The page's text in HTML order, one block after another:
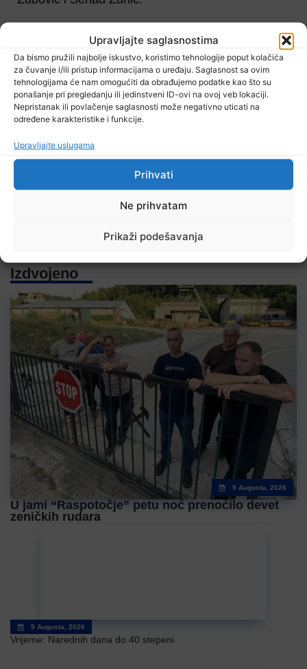
Upravljajte saglasnostima
Da bismo pružili najbolje iskustvo, koristimo tehnologije poput kolačića
za čuvanje i/ili pristup informacijama o uređaju. Saglasnost sa ovim
tehnologijama će nam omogućiti da obrađujemo podatke kao što su
ponašanje pri pregledanju ili jedinstveni ID-ovi na ovoj veb lokaciji.
Nepristanak ili povlačenje saglasnosti može negativno uticati na
određene karakteristike i funkcije.
Upravljajte uslugama
Prihvati
Ne prihvatam
Prikaži podešavanja
RTVTK aplikaciju za Android telefone možete preuzeti
Izdvojeno
9 Augusta, 2026
U jami “Raspotočje” petu noć prenoćilo devet
zeničkih rudara
9 Augusta, 2026
Vrijeme: Narednih dana do 40 stepeni